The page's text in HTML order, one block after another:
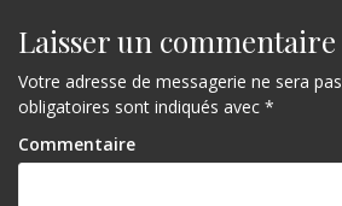
Laisser un commentaire
Votre adresse de messagerie ne sera
obligatoires sont indiqués avec *
Commentaire